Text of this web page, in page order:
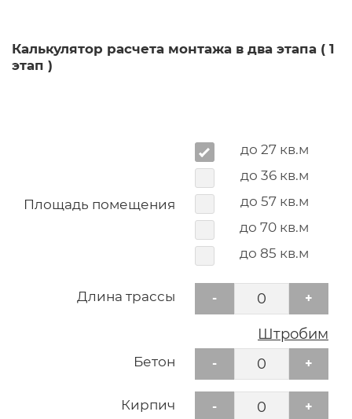
Калькулятор расчета монтажа в два этапа ( 1
этап )
Площадь помещения
до 27 кв.м
до 36 кв.м
до 57 кв.м
до 70 кв.м
до 85 кв.м
Длина трассы - +
Штробим
Бетон - +
Кирпич - +